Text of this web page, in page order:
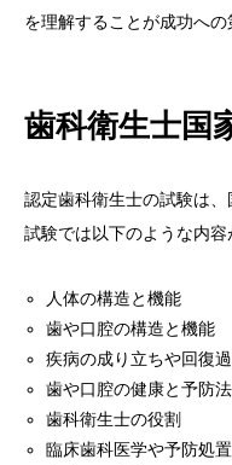
を理解することが成功への
歯科衛生士国
認定歯科衛生士の試験は
試験では以下のような内容
人体の構造と機能
歯や口腔の構造と機能
疾病の成り立ちや回復
歯や口腔の健康と予防法
歯科衛生士の役割
臨床歯科医学や予防処置